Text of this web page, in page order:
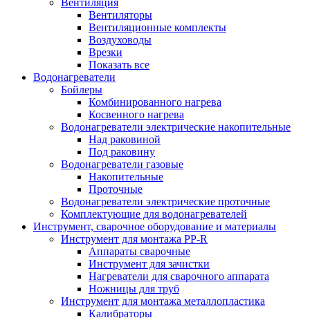
Вентиляция
Вентиляторы
Вентиляционные комплекты
Воздуховоды
Врезки
Показать все
Водонагреватели
Бойлеры
Комбинированного нагрева
Косвенного нагрева
Водонагреватели электрические накопительные
Над раковиной
Под раковину
Водонагреватели газовые
Накопительные
Проточные
Водонагреватели электрические проточные
Комплектующие для водонагревателей
Инструмент, сварочное оборудование и материалы
Инструмент для монтажа PP-R
Аппараты сварочные
Инструмент для зачистки
Нагреватели для сварочного аппарата
Ножницы для труб
Инструмент для монтажа металлопластика
Калибраторы